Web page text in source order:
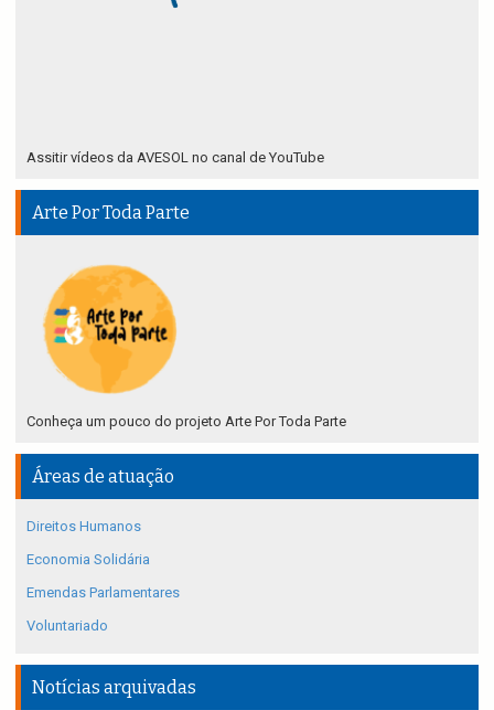
Assitir vídeos da AVESOL no canal de YouTube
Arte Por Toda Parte
Conheça um pouco do projeto Arte Por Toda Parte
Áreas de atuação
Direitos Humanos
Economia Solidária
Emendas Parlamentares
Voluntariado
Notícias arquivadas